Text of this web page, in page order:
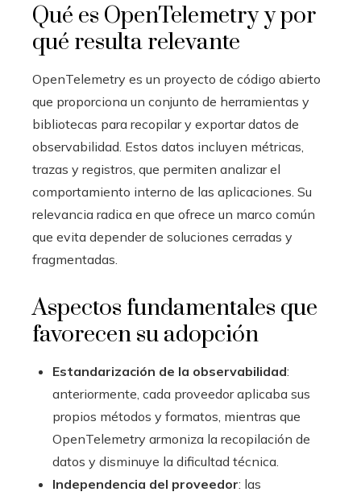
Qué es OpenTelemetry y por
qué resulta relevante
OpenTelemetry es un proyecto de código abierto
que proporciona un conjunto de herramientas y
bibliotecas para recopilar y exportar datos de
observabilidad. Estos datos incluyen métricas,
trazas y registros, que permiten analizar el
comportamiento interno de las aplicaciones. Su
relevancia radica en que ofrece un marco común
que evita depender de soluciones cerradas y
fragmentadas.
Aspectos fundamentales que
favorecen su adopción
Estandarización de la observabilidad:
anteriormente, cada proveedor aplicaba sus
propios métodos y formatos, mientras que
OpenTelemetry armoniza la recopilación de
datos y disminuye la dificultad técnica.
Independencia del proveedor: las